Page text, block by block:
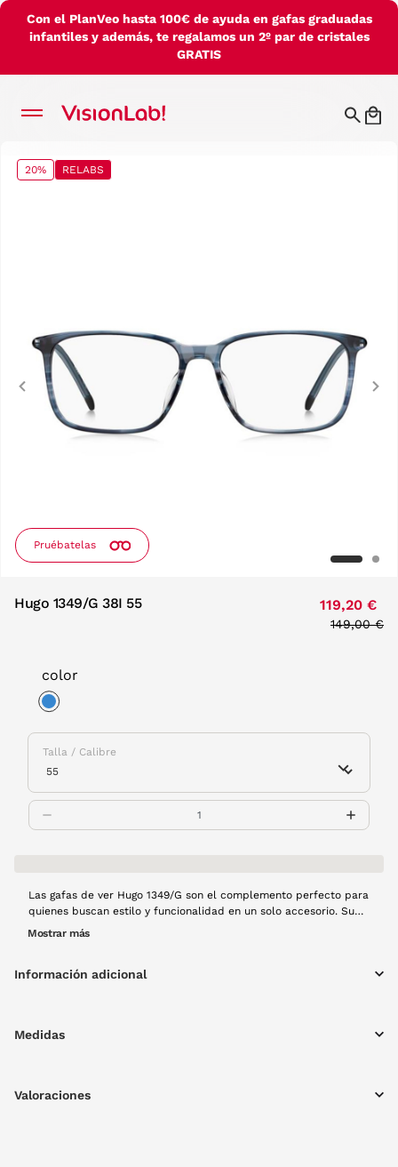
Con el PlanVeo hasta 100€ de ayuda en gafas graduadas
infantiles y además, te regalamos un 2º par de cristales
GRATIS
20% RELABS
Pruébatelas
Previous
Hugo 1349/G 38I 55 119,20 €
Price
149,00 €
color
Talla / Calibre
Las gafas de ver Hugo 1349/G son el complemento perfecto para
quienes buscan estilo y funcionalidad en un solo accesorio. Su
montura de pasta en color azul combina un diseño moderno y
Mostrar más
Información adicional
Medidas
Valoraciones